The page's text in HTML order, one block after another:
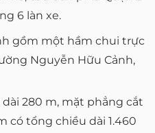
6 làn xe.
gồm một hầm chui trực
Nguyễn Hữu Cảnh,
280 m, mặt phẳng cắt
có tổng chiều dài 1.460